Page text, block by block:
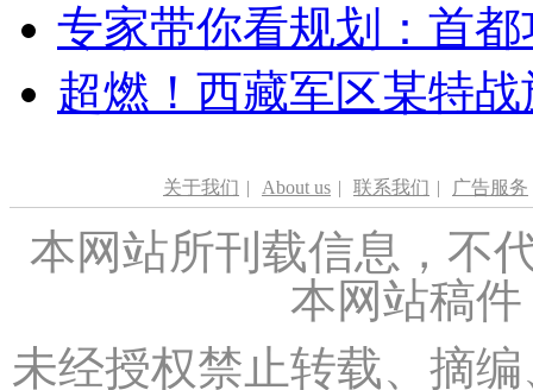
专家带你看规划：首
超燃！西藏军区某特
关于我们 | About us | 联系我们 | 广告服务
本网站所刊载信息，不
本网站稿
未经授权禁止转载、摘